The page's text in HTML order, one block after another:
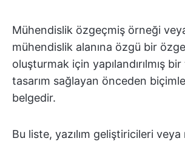
Mühendislik özgeçmiş örneği
mühendislik alanına özgü bir
oluşturmak için yapılandırılmış
tasarım sağlayan önceden
belgedir.
Bu liste, yazılım geliştiricileri